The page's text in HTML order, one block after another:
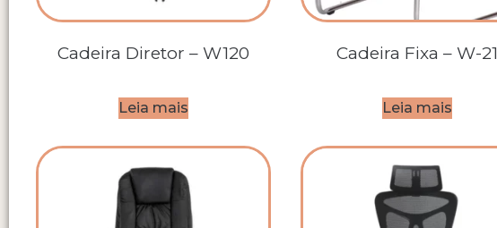
Cadeira Diretor – W120
Leia mais
Cadeira Fixa – W-21
Leia mais